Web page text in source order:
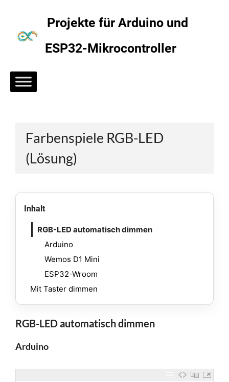
springen
Projekte für Arduino und
ESP32-Mikrocontroller
Farbenspiele RGB-LED
(Lösung)
Inhalt
RGB-LED auto­ma­tisch dim­men
Ardui­no
Wemos D1 Mini
ESP32-Wroom
Mit Tas­ter dim­men
RGB-LED automatisch dimmen
Arduino